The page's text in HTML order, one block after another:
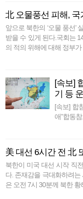
北 오물풍선 피해,
앞으로 북한의 ‘오물 풍선’
받을 수 있게 된다.국회는
의 적의 위해에 대해 정부가
[속보]
기 등
[속보] 합
애”합동참
美 대선 6시간 전 北
북한이 미국 대선 시작 직
다. 존재감을 극대화하려
은 오전 7시 30분께 북한 황